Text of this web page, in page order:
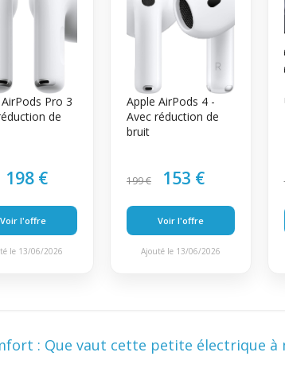
Pro 3
de
198 €
Voir l'offre
le 13/06/2026
Apple AirPods 4 -
Avec réduction de
bruit
199 € 153 €
Voir l'offre
Ajouté le 13/06/2026
: Que vaut cette petite électrique à